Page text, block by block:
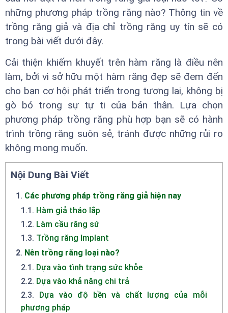
những phương pháp trồng răng nào? Thông tin về
trồng răng giả và địa chỉ trồng răng uy tín sẽ có
trong bài viết dưới đây.
Cải thiện khiếm khuyết trên hàm răng là điều nên
làm, bởi vì sở hữu một hàm răng đẹp sẽ đem đến
cho bạn cơ hội phát triển trong tương lai, không bị
gò bó trong sự tự ti của bản thân. Lựa chọn
phương pháp trồng răng phù hợp bạn sẽ có hành
trình trồng răng suôn sẻ, tránh được những rủi ro
không mong muốn.
Nội Dung Bài Viết
1. Các phương pháp trồng răng giả hiện nay
1.1 . Hàm giả tháo lắp
1.2. Làm cầu răng sứ
1.3. Trồng răng Implant
2. Nên trồng răng loại nào?
2.1 . Dựa vào tình trạng sức khỏe
2.2. Dựa vào khả năng chi trả
2.3. Dựa vào độ bền và chất lượng của mỗi
phương pháp